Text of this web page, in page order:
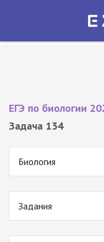
Экзамер —
ЕГЭ по биологии
Задача 134
Биология
Задания